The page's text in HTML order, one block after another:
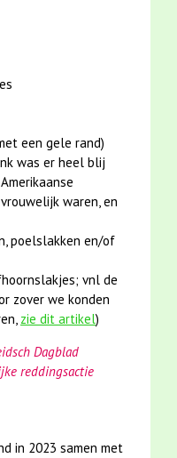
een gele rand)
was er heel blij
waren, en
poelslakken en/of
vnl de
zover we konden
zie dit artikel)
Dagblad
reddingsactie
in 2023 samen met